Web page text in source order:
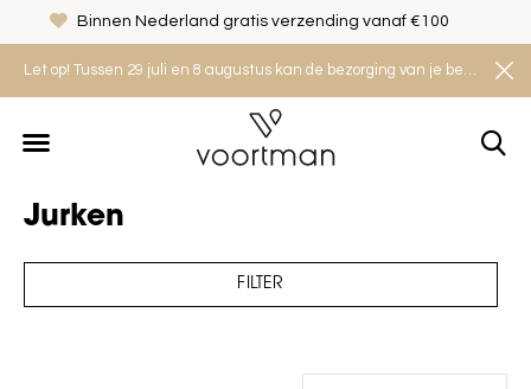
Let op! Tussen 29 juli en 8 augustus kan de bezorging van je bestelling iets langer duren. Houd rekening met een levertijd van 2 tot 4 werkdagen.
Binnen Nederland gratis verzending vanaf €100
Jurken
FILTER